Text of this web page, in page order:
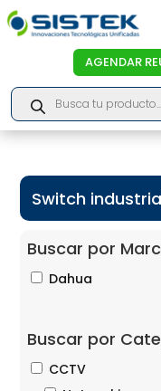
AGENDAR
Products
search
Switch
Buscar por
Dahua
Buscar por
CCTV